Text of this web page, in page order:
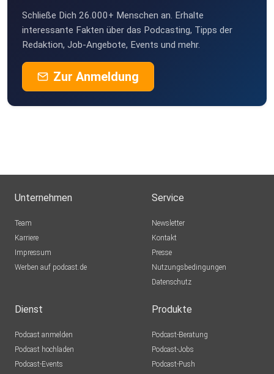
München
Schließe Dich 26.000+ Menschen an. Erhalte
interessante Fakten über das Podcasting, Tipps der
Redaktion, Job-Angebote, Events und mehr.
Zur Anmeldung
Unternehmen
Team
Karriere
Impressum
Werben auf podcast.de
Service
Newsletter
Kontakt
Presse
Nutzungsbedingungen
Datenschutz
Dienst
Podcast anmelden
Podcast hochladen
Podcast-Events
Produkte
Podcast-Beratung
Podcast-Jobs
Podcast-Push